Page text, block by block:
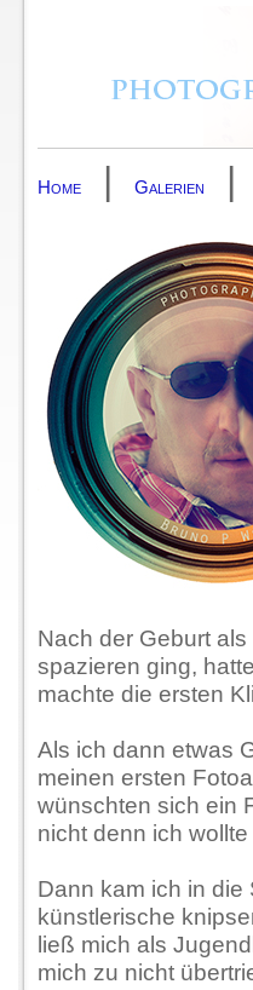
Home | Galerien |
Nach der Geburt
spazieren ging,
machte die ersten
Als ich dann etwas
meinen ersten
wünschten sich ein
nicht denn ich
Dann kam ich in die
künstlerische
ließ mich als
mich zu nicht